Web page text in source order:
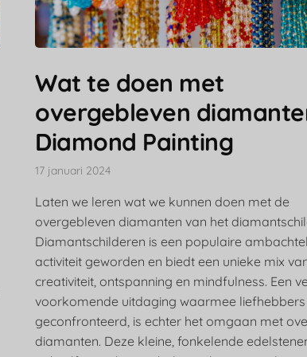
Wat te doen met
overgebleven
Diamond Painting
17 januari 2024
Laten we leren wat we kunnen doen met de
overgebleven diamanten van het
Diamantschilderen is een populaire
activiteit geworden en biedt een unieke mix
creativiteit, ontspanning en mindfulness. Een
voorkomende uitdaging waarmee
geconfronteerd, is echter het omgaan met
diamanten. Deze kleine, fonkelende